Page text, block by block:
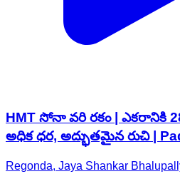
HMT సోనా వరి రకం | ఎకరానికి
అధిక ధర, అద్భుతమైన రుచి |
Regonda, Jaya Shankar